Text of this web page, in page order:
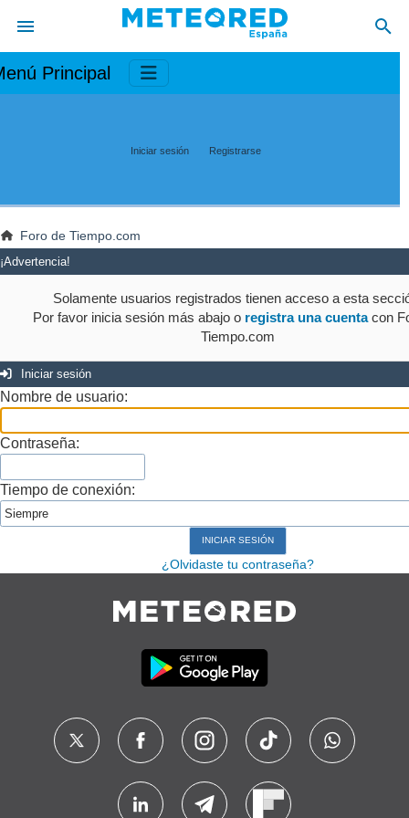
Principal
Iniciar sesión Registrarse
Foro de Tiempo.com
¡Advertencia!
Solamente usuarios registrados tienen acceso a esta
Por favor inicia sesión más abajo o registra una cuentacon
Tiempo.com
Iniciar sesión
Nombre de usuario:
Contraseña:
Tiempo de conexión:
¿Olvidaste tu contraseña?